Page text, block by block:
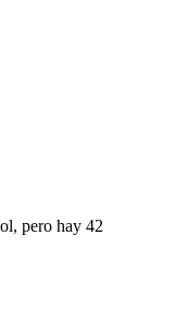
pero hay 42